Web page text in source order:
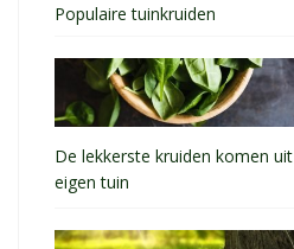
Populaire tuinkruiden
De lekkerste kruiden komen uit
eigen tuin